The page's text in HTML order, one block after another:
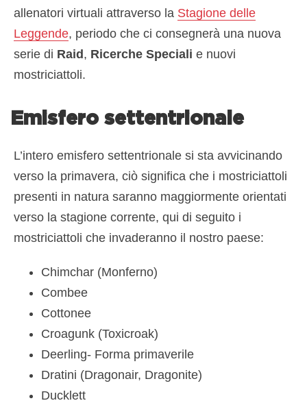
allenatori virtuali attraverso la Stagione delle
Leggende, periodo che ci consegnerà una nuova
serie di Raid , Ricerche Speciali e nuovi
mostriciattoli.
Emisfero settentrionale
L’intero emisfero settentrionale si sta avvicinando
verso la primavera, ciò significa che i mostriciattoli
presenti in natura saranno maggiormente orientati
verso la stagione corrente, qui di seguito i
mostriciattoli che invaderanno il nostro paese:
Chimchar (Monferno)
Combee
Cottonee
Croagunk (Toxicroak)
Deerling- Forma primaverile
Dratini (Dragonair, Dragonite)
Ducklett